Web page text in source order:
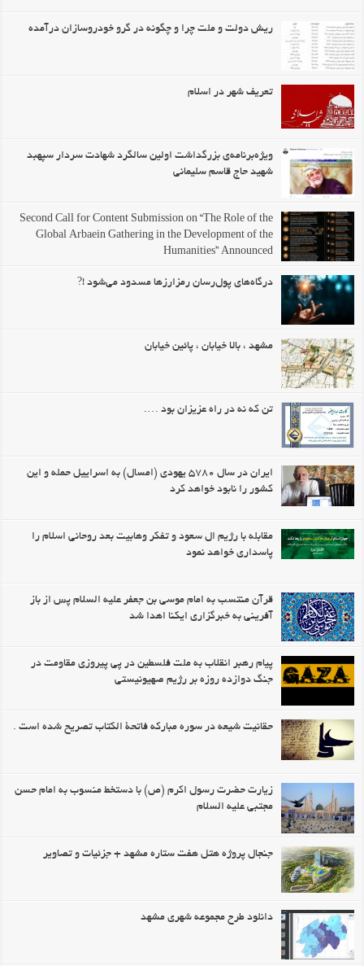
ریش دولت و ملت چرا و چگونه در گرو خودروسازان درآمده
تعریف شهر در اسلام
ویژه‌برنامه‌ی بزرگداشت اولین سالگرد شهادت سردار سپهبد
شهید حاج قاسم سلیمانی
Second Call for Content Submission on “The Role of the
Global Arbaein Gathering in the Development of the
Humanities” Announced
درگاه‌های پول‌رسان رمزارز‌ها مسدود می‌شود !?
مشهد ، بالا خیابان ، پائین خیابان
تن که نه در راه عزیزان بود ….
ایران در سال ۵۷۸۰ یهودی (امسال) به اسراییل حمله و این
کشور را نابود خواهد کرد
مقابله با رژیم ال سعود و تفکر وهابیت بعد روحانی اسلام را
پاسداری خواهد نمود
قرآن منتسب به امام موسی بن جعفر علیه السلام پس از باز
آفرینی به خبرگزاری ایکنا اهدا شد
پیام رهبر انقلاب به ملت فلسطین در پی پیروزی مقاومت در
جنگ دوازده روزه بر رژیم صهیونیستی
حقانیت شیعه در سوره مبارکه فاتحة الکتاب تصریح شده است .
زیارت حضرت رسول اکرم (ص) با دستخط منسوب به امام حسن
مجتبی علیه السلام
جنجال پروژه هتل هفت ستاره مشهد + جزئیات و تصاویر
دانلود طرح مجموعه شهری مشهد